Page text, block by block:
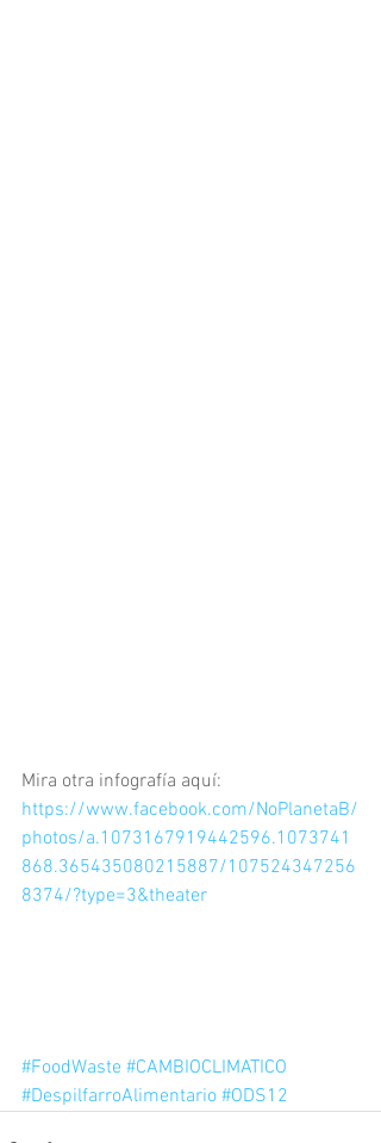
Mira otra infografía aquí:
https://www.facebook.com/NoPlanetaB/
photos/a.1073167919442596.1073741
868.365435080215887/107524347256
8374/?type=3&theater
#FoodWaste #CAMBIOCLIMATICO
#DespilfarroAlimentario #ODS12